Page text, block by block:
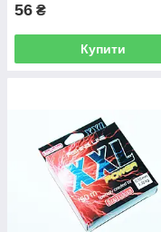
56 ₴
Купити